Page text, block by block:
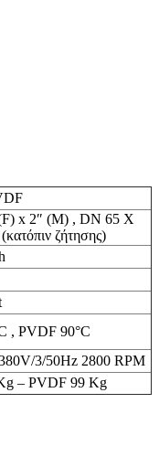
x 2″ (M) , DN 65 X
ζήτησης)
, PVDF 90°C
3/50Hz 2800 RPM
– PVDF 99 Kg